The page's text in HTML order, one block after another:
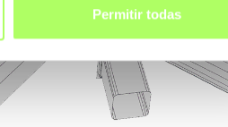
Permitir todas